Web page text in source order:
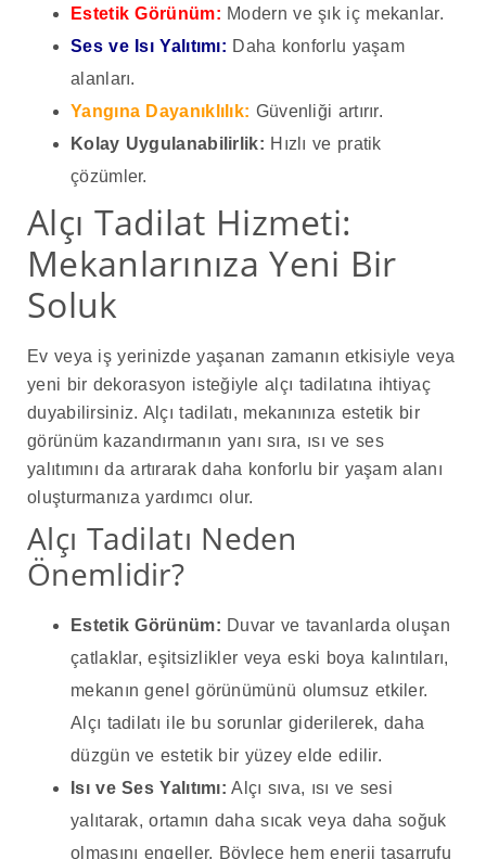
Estetik Görünüm: Modern ve şık iç mekanlar.
Ses ve Isı Yalıtımı: Daha konforlu yaşam
alanları.
Yangına Dayanıklılık: Güvenliği artırır.
Kolay Uygulanabilirlik: Hızlı ve pratik
çözümler.
Alçı Tadilat Hizmeti:
Mekanlarınıza Yeni Bir
Soluk
Ev veya iş yerinizde yaşanan zamanın etkisiyle veya
yeni bir dekorasyon isteğiyle alçı tadilatına ihtiyaç
duyabilirsiniz. Alçı tadilatı, mekanınıza estetik bir
görünüm kazandırmanın yanı sıra, ısı ve ses
yalıtımını da artırarak daha konforlu bir yaşam alanı
oluşturmanıza yardımcı olur.
Alçı Tadilatı Neden
Önemlidir?
Estetik Görünüm: Duvar ve tavanlarda oluşan
çatlaklar, eşitsizlikler veya eski boya kalıntıları,
mekanın genel görünümünü olumsuz etkiler.
Alçı tadilatı ile bu sorunlar giderilerek, daha
düzgün ve estetik bir yüzey elde edilir.
Isı ve Ses Yalıtımı: Alçı sıva, ısı ve sesi
yalıtarak, ortamın daha sıcak veya daha soğuk
olmasını engeller. Böylece hem enerji tasarrufu